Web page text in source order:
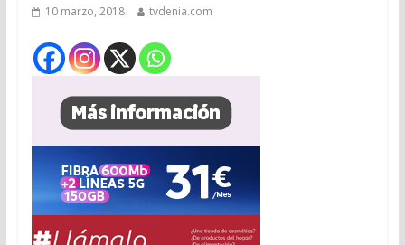
10 marzo, 2018 tvdenia.com